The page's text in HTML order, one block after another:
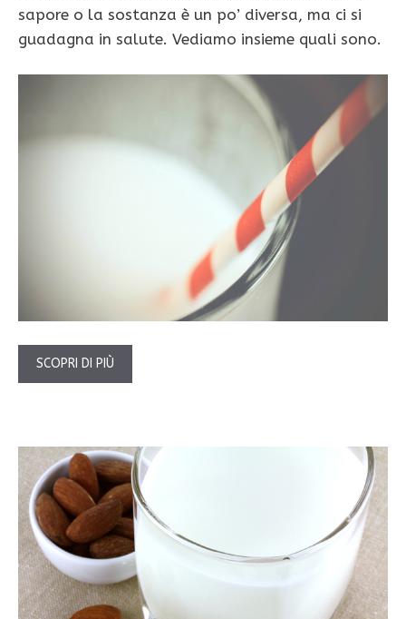
sapore o la sostanza è un po’ diversa, ma ci si
guadagna in salute. Vediamo insieme quali sono.
SCOPRI DI PIÙ